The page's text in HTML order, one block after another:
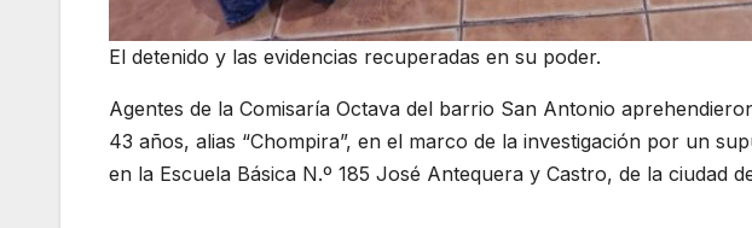
El detenido y las evidencias recuperadas en su poder.
Agentes de la Comisaría Octava del barrio San Antonio
43 años, alias “Chompira”, en el marco de la investigación por un
en la Escuela Básica N.º 185 José Antequera y Castro, de la ciudad